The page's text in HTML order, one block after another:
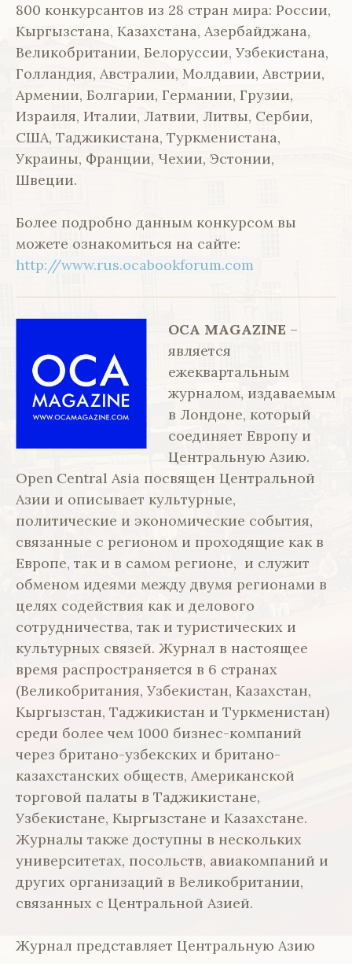
800 конкурсантов из 28 стран мира: России,
Кыргызстана, Казахстана, Азербайджана,
Великобритании, Белоруссии, Узбекистана,
Голландия, Австралии, Молдавии, Австрии,
Армении, Болгарии, Германии, Грузии,
Израиля, Италии, Латвии, Литвы, Сербии,
США, Таджикистана, Туркменистана,
Украины, Франции, Чехии, Эстонии,
Швеции.
Более подробно данным конкурсом вы
можете ознакомиться на сайте:
http://www.rus.ocabookforum.com
OCA MAGAZINE –
является
ежеквартальным
журналом, издаваемым
в Лондоне, который
соединяет Европу и
Центральную Азию.
Open Central Asia посвящен Центральной
Азии и описывает культурные,
политические и экономические события,
связанные с регионом и проходящие как в
Европе, так и в самом регионе, и служит
обменом идеями между двумя регионами в
целях содействия как и делового
сотрудничества, так и туристических и
культурных связей. Журнал в настоящее
время распространяется в 6 странах
(Великобритания, Узбекистан, Казахстан,
Кыргызстан, Таджикистан и Туркменистан)
среди более чем 1000 бизнес-компаний
через британо-узбекских и британо-
казахстанских обществ, Американской
торговой палаты в Таджикистане,
Узбекистане, Кыргызстане и Казахстане.
Журналы также доступны в нескольких
университетах, посольств, авиакомпаний и
других организаций в Великобритании,
связанных с Центральной Азией.
Журнал представляет Центральную Азию